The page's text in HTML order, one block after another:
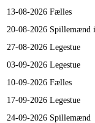
13-08-2026 Fælles
20-08-2026 Spillemænd
27-08-2026 Legestue
03-09-2026 Legestue
10-09-2026 Fælles
17-09-2026 Legestue
24-09-2026 Spillemænd